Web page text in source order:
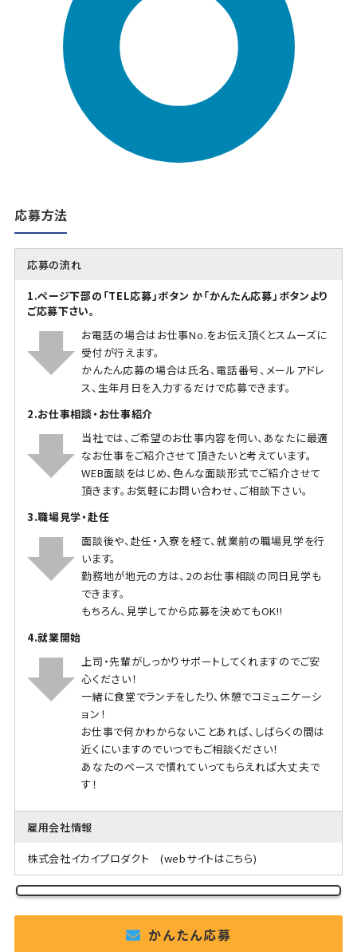
応募方法
応募の流れ
1.ページ下部の「TEL応募」ボタン か「かんたん応募」ボタンより
ご応募下さい。
お電話の場合はお仕事No.をお伝え頂くとスムーズに
受付が行えます。
かんたん応募の場合は氏名、電話番号、メールアドレ
ス、生年月日を入力するだけで応募できます。
2.お仕事相談・お仕事紹介
当社では、ご希望のお仕事内容を伺い、あなたに最適
なお仕事をご紹介させて頂きたいと考えています。
WEB面談をはじめ、色んな面談形式でご紹介させて
頂きます。お気軽にお問い合わせ、ご相談下さい。
3.職場見学・赴任
面談後や、赴任・入寮を経て、就業前の職場見学を行
います。
勤務地が地元の方は、2のお仕事相談の同日見学も
できます。
もちろん、見学してから応募を決めてもOK!!
4.就業開始
上司・先輩がしっかりサポートしてくれますのでご安
心ください！
一緒に食堂でランチをしたり、休憩でコミュニケーシ
ョン！
お仕事で何かわからないことあれば、しばらくの間は
近くにいますのでいつでもご相談ください！
あなたのペースで慣れていってもらえれば大丈夫で
す！
雇用会社情報
株式会社イカイプロダクト(webサイトはこちら)
かんたん応募